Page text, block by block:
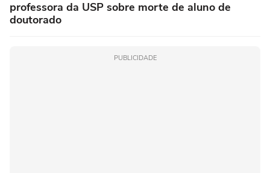
professora da USP sobre morte de aluno de
doutorado
PUBLICIDADE